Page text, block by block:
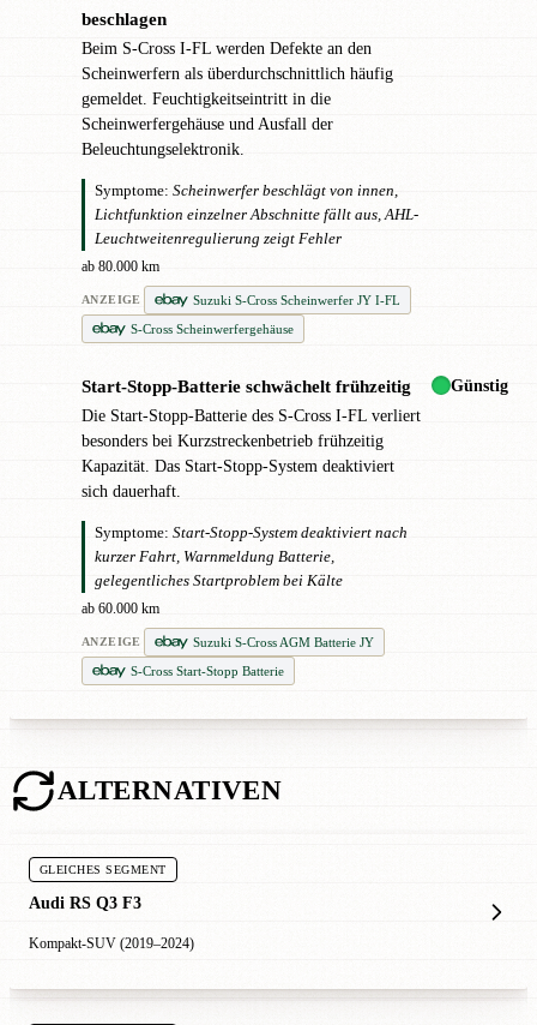
beschlagen
Beim S-Cross I-FL werden Defekte an den
Scheinwerfern als überdurchschnittlich häufig
gemeldet. Feuchtigkeitseintritt in die
Scheinwerfergehäuse und Ausfall der
Beleuchtungselektronik.
Symptome: Scheinwerfer beschlägt von innen,
Lichtfunktion einzelner Abschnitte fällt aus, AHL-
Leuchtweitenregulierung zeigt Fehler
ab 80.000 km
ANZEIGE
Suzuki S-Cross Scheinwerfer JY I-FL
S-Cross Scheinwerfergehäuse
Start-Stopp-Batterie schwächelt frühzeitig
Die Start-Stopp-Batterie des S-Cross I-FL verliert
besonders bei Kurzstreckenbetrieb frühzeitig
Kapazität. Das Start-Stopp-System deaktiviert
sich dauerhaft.
Symptome: Start-Stopp-System deaktiviert nach
kurzer Fahrt, Warnmeldung Batterie,
gelegentliches Startproblem bei Kälte
ab 60.000 km
ANZEIGE
Suzuki S-Cross AGM Batterie JY
S-Cross Start-Stopp Batterie
Günstig
ALTERNATIVEN
GLEICHES SEGMENT
Audi RS Q3 F3
Kompakt-SUV (2019–2024)